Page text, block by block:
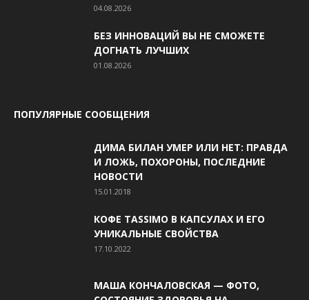
04.08.2026
БЕЗ ИННОВАЦИЙ ВЫ НЕ СМОЖЕТЕ
ДОГНАТЬ ЛУЧШИХ
01.08.2026
ПОПУЛЯРНЫЕ СООБЩЕНИЯ
ДИМА БИЛАН УМЕР ИЛИ НЕТ: ПРАВДА
И ЛОЖЬ, ПОХОРОНЫ, ПОСЛЕДНИЕ
НОВОСТИ
15.01.2018
КОФЕ TASSIMO В КАПСУЛАХ И ЕГО
УНИКАЛЬНЫЕ СВОЙСТВА
17.10.2022
МАША КОНЧАЛОВСКАЯ — ФОТО,